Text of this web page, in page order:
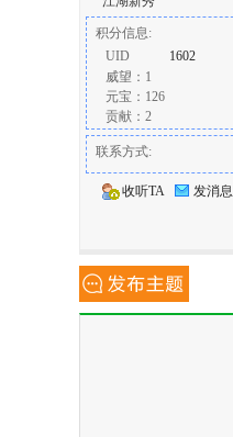
积分信息:
UID
1602
威望：1
元宝：126
贡献：2
联系方式:
收听TA 发消息